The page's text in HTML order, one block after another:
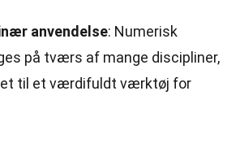
anvendelse: Numerisk
på tværs af mange discipliner,
til et værdifuldt værktøj for